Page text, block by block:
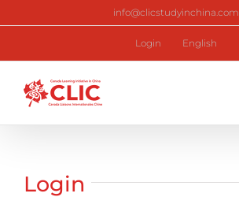
info@clicstudyinchina.com
Login English
Login